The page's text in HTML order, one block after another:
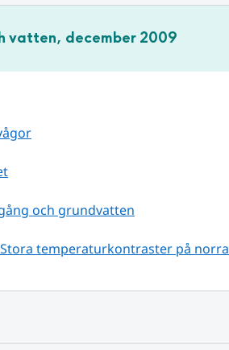
vatten, december 2009
och grundvatten
temperaturkontraster på norra